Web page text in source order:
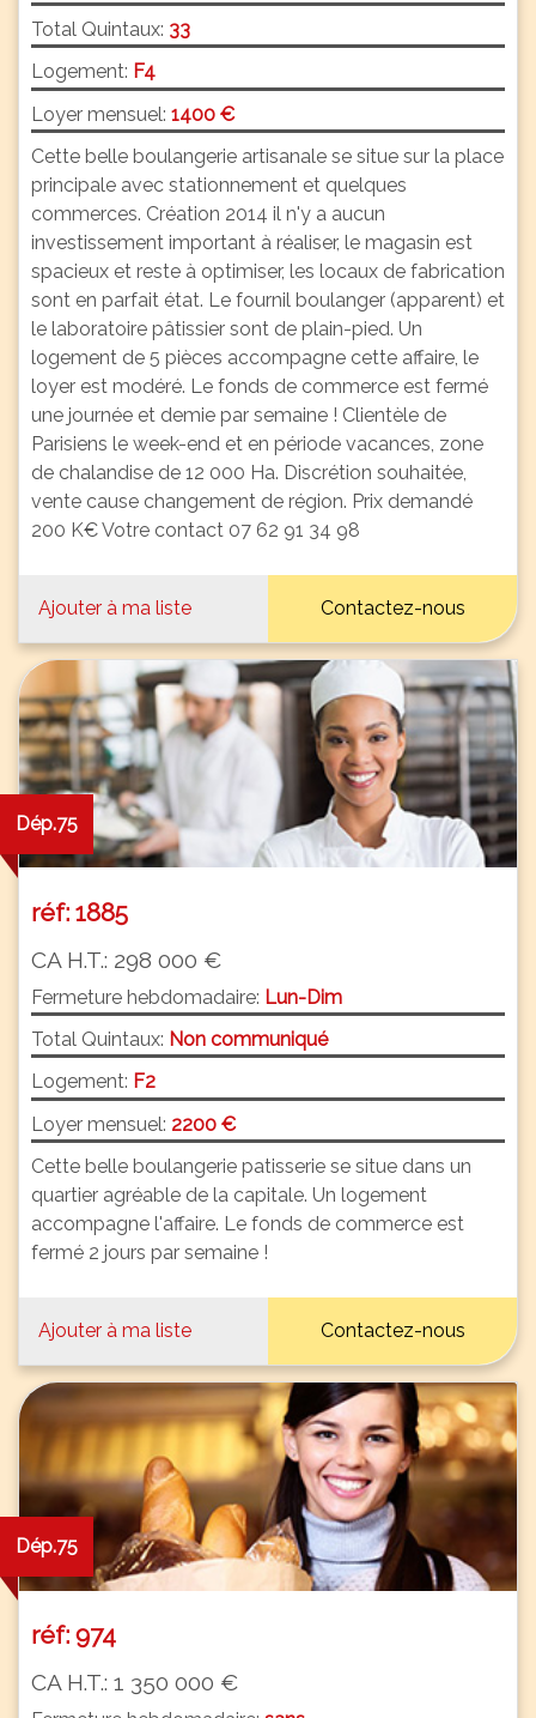
Total Quintaux: 33
Logement: F4
Loyer mensuel: 1400 €
Cette belle boulangerie artisanale se situe sur la place
principale avec stationnement et quelques
commerces. Création 2014 il n'y a aucun
investissement important à réaliser, le magasin est
spacieux et reste à optimiser, les locaux de fabrication
sont en parfait état. Le fournil boulanger (apparent) et
le laboratoire pâtissier sont de plain-pied. Un
logement de 5 pièces accompagne cette affaire, le
loyer est modéré. Le fonds de commerce est fermé
une journée et demie par semaine ! Clientèle de
Parisiens le week-end et en période vacances, zone
de chalandise de 12 000 Ha. Discrétion souhaitée,
vente cause changement de région. Prix demandé
200 K€ Votre contact 07 62 91 34 98
Ajouter à ma liste Contactez-nous
Dép.75
réf: 1885
CA H.T.: 298 000 €
Fermeture hebdomadaire: Lun-Dim
Total Quintaux: Non communiqué
Logement: F2
Loyer mensuel: 2200 €
Cette belle boulangerie patisserie se situe dans un
quartier agréable de la capitale. Un logement
accompagne l'affaire. Le fonds de commerce est
fermé 2 jours par semaine !
Ajouter à ma liste Contactez-nous
Dép.75
réf: 974
CA H.T.: 1 350 000 €